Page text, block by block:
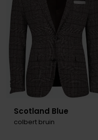
Scotland Blue
colbert bruin